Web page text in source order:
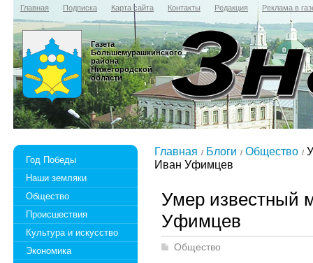
Главная Подписка Карта сайта Контакты Редакция Реклама в
Газета
Большемурашкинского
района
Нижегородской
области
Год Победы
Наши земляки
Общество
Происшествия
Культура и искусство
Экономика
Главная Блоги Общество
Иван Уфимцев
Умер известный
Уфимцев
Общество